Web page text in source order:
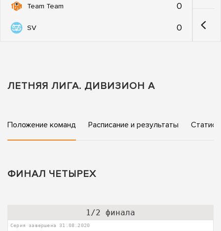
Team Team 0
SV 0
ЛЕТНЯЯ ЛИГА. ДИВИЗИОН А
Положение команд Расписание и результаты
ФИНАЛ ЧЕТЫРЕХ
1/2 финала
Серия завершена 31.08.2020